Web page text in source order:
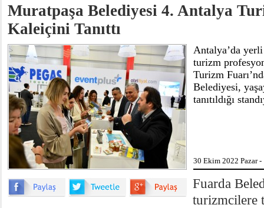
Muratpaşa Belediyesi 4. Antalya
Kaleiçini Tanıttı
Antalya’da
turizm
Turizm
Belediyesi,
tanıtıldığı
30 Ekim 2022 Pazar -
Fuarda
turizmcilere